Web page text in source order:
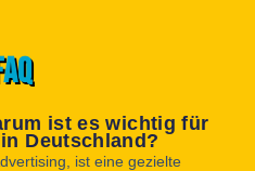
ist es wichtig für
Deutschland?
ist eine gezielte